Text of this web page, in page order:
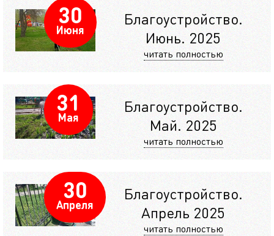
30
Июня
Благоустройство.
Июнь. 2025
читать полностью
31
Мая
Благоустройство.
Май. 2025
читать полностью
30
Апреля
Благоустройство.
Апрель 2025
читать полностью